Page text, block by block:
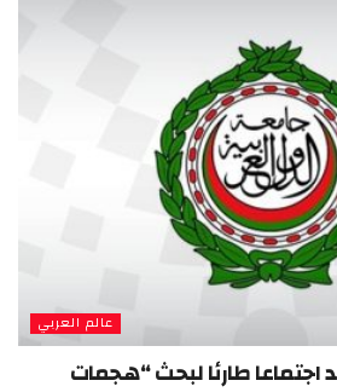
عالم العربي
اجتماعا طارئا لبحث “هجمات